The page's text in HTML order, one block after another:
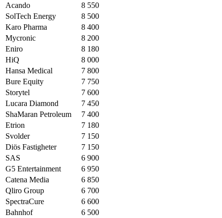
Acando
8 550
SolTech Energy
8 500
Karo Pharma
8 400
Mycronic
8 200
Eniro
8 180
HiQ
8 000
Hansa Medical
7 800
Bure Equity
7 750
Storytel
7 600
Lucara Diamond
7 450
ShaMaran Petroleum
7 400
Etrion
7 180
Svolder
7 150
Diös Fastigheter
7 150
SAS
6 900
G5 Entertainment
6 950
Catena Media
6 850
Qliro Group
6 700
SpectraCure
6 600
Bahnhof
6 500